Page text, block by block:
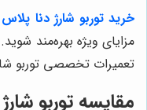
خرید توربو شارژ دنا پلاس
مزایای ویژه بهره‌مند
تعمیرات تخصصی توربو
مقایسه توربو